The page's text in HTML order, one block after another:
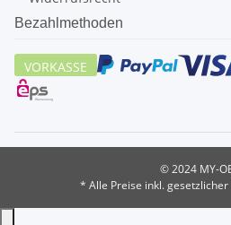
Bezahlmethoden
VORKASSE
© 2024 MY-
* Alle Preise inkl. gesetzlicher